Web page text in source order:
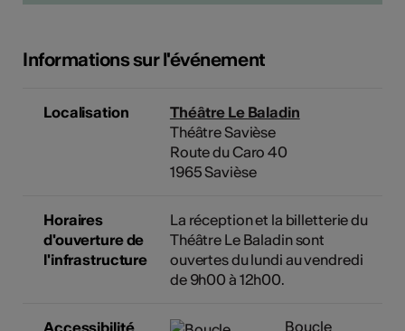
Informations sur l'événement
Localisation
Théâtre Le Baladin
Théâtre Savièse
Route du Caro 40
1965 Savièse
Horaires
d'ouverture de
l'infrastructure
La réception et la billetterie du
Théâtre Le Baladin sont
ouvertes du lundi au vendredi
de 9h00 à 12h00.
Accessibilité
Boucle